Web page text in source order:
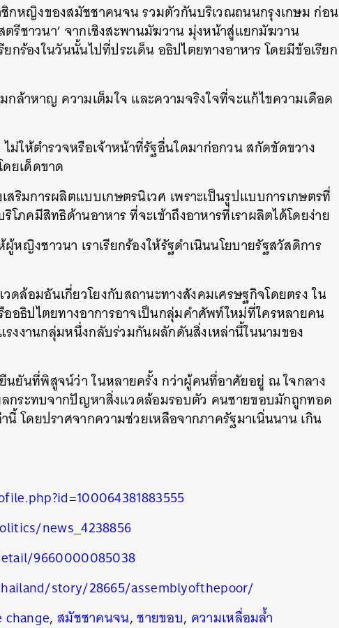
กหญิงของสมัชชาคนจน รวมตัวกันบริเวณถนนกรุงเกษม ก่อน
รีชาวนา’ จากเชิงสะพานมัฆวาน มุ่งหน้าสู่แยกมัฆวาน
ยกร้องในวันนั้นไปที่ประเด็น อธิปไตยทางอาหาร โดยมีข้อเรียก
กล้าหาญ ความเต็มใจ และความจริงใจที่จะแก้ไขความเดือด
ให้ตำรวจหรือเจ้าหน้าที่รัฐอื่นใดมาก่อกวน สกัดขัดขวาง
ยเด็ดขาด
สริมการผลิตแบบเกษตรนิเวศ เพราะเป็นรูปแบบการเกษตรที่
ภคมีสิทธิด้านอาหาร ที่จะเข้าถึงอาหารที่เราผลิตได้โดยง่าย
หญิงชาวนา เราเรียกร้องให้รัฐดำเนินนโยบายรัฐสวัสดิการ
ดล้อมอันเกี่ยวโยงกับสถานะทางสังคมเศรษฐกิจโดยตรง ใน
ธิปไตยทางอาการอาจเป็นกลุ่มคำศัพท์ใหม่ที่ใครหลายคน
รงงานกลุ่มหนึ่งกลับร่วมกันผลักดันสิ่งเหล่านี้ในนามของ
นยันที่พิสูจน์ว่า ในหลายครั้ง กว่าผู้คนที่อาศัยอยู่ ณ ใจกลาง
ลกระทบจากปัญหาสิ่งแวดล้อมรอบตัว คนชายขอบมักถูกทอด
โดยปราศจากความช่วยเหลือจากภาครัฐมาเนิ่นนาน เกิน
news_4238856
9660000085038
story/28665/assemblyofthepoor/
change, สมัชชาคนจน,ชายขอบ, ความเหลื่อมล้ำ